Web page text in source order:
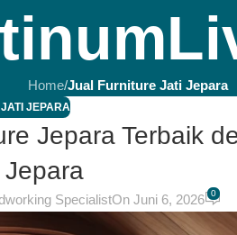
Home/Jual Furniture Jati Jepara
JEPARA
Jepara Terbaik
SpecialistOn Juni 6, 2026 0